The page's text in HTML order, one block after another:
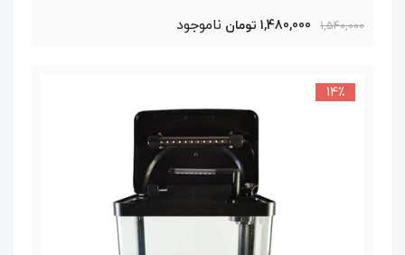
1,540,000 1,480,000 تومان ناموجود
14٪